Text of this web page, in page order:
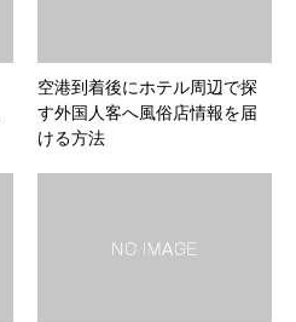
空港到着後にホテル周辺で探
す外国人客へ風俗店情報を届
ける方法